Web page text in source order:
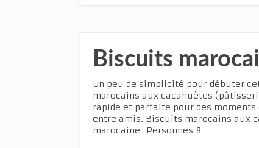
Biscuits
Un peu de simplicité pour débuter
marocains aux cacahuètes
rapide et parfaite pour des
entre amis. Biscuits marocains aux
marocaine